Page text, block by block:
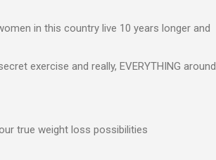
in this country live 10 years longer and
exercise and really, EVERYTHING around
true weight loss possibilities